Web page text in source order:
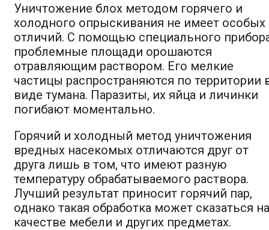
Уничтожение блох методом горячего и
холодного опрыскивания не имеет особых
отличий. С помощью специального
проблемные площади орошаются
отравляющим раствором. Его мелкие
частицы распространяются по территории
виде тумана. Паразиты, их яйца и личинки
погибают моментально.
Горячий и холодный метод уничтожения
вредных насекомых отличаются друг от
друга лишь в том, что имеют разную
температуру обрабатываемого раствора.
Лучший результат приносит горячий пар,
однако такая обработка может сказаться на
качестве мебели и других предметах.